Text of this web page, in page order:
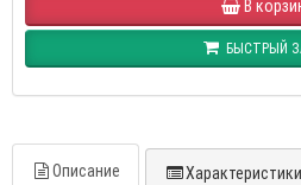
В
БЫСТРЫЙ
Описание Характеристики